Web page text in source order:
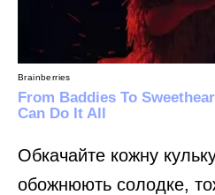
Обкачайте кожну
обожнюють солодке,